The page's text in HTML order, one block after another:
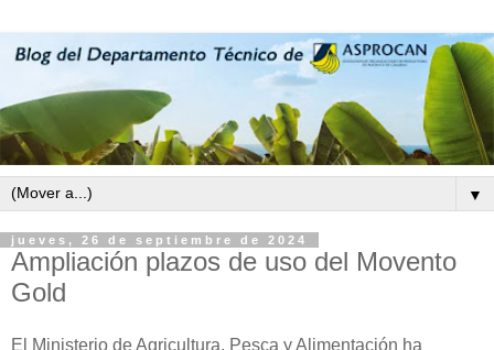
▼
jueves, 26 de septiembre de 2024
Ampliación plazos de uso del Movento
Gold
El Ministerio de Agricultura, Pesca y Alimentación ha